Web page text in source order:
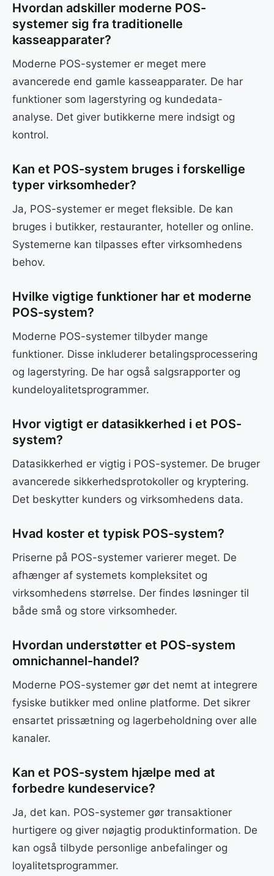
Hvordan adskiller moderne POS-
systemer sig fra traditionelle
kasseapparater?
Moderne POS-systemer er meget mere
avancerede end gamle kasseapparater. De har
funktioner som lagerstyring og kundedata-
analyse. Det giver butikkerne mere indsigt og
kontrol.
Kan et POS-system bruges i forskellige
typer virksomheder?
Ja, POS-systemer er meget fleksible. De kan
bruges i butikker, restauranter, hoteller og online.
Systemerne kan tilpasses efter virksomhedens
behov.
Hvilke vigtige funktioner har et moderne
POS-system?
Moderne POS-systemer tilbyder mange
funktioner. Disse inkluderer betalingsprocessering
og lagerstyring. De har også salgsrapporter og
kundeloyalitetsprogrammer.
Hvor vigtigt er datasikkerhed i et POS-
system?
Datasikkerhed er vigtig i POS-systemer. De bruger
avancerede sikkerhedsprotokoller og kryptering.
Det beskytter kunders og virksomhedens data.
Hvad koster et typisk POS-system?
Priserne på POS-systemer varierer meget. De
afhænger af systemets kompleksitet og
virksomhedens størrelse. Der findes løsninger til
både små og store virksomheder.
Hvordan understøtter et POS-system
omnichannel-handel?
Moderne POS-systemer gør det nemt at integrere
fysiske butikker med online platforme. Det sikrer
ensartet prissætning og lagerbeholdning over alle
kanaler.
Kan et POS-system hjælpe med at
forbedre kundeservice?
Ja, det kan. POS-systemer gør transaktioner
hurtigere og giver nøjagtig produktinformation. De
kan også tilbyde personlige anbefalinger og
loyalitetsprogrammer.